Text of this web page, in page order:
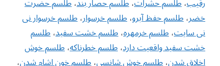
خضر،طلسم حفظ آبرو،طلسم خرسوار،طلسم خرسوار نی
نی سایت،طلسم خرمهره،طلسم خشت سفید،طلسم
خشت سفید واقعیت دارد،طلسم خطرناکه،طلسم خوش
اخلاق شدن،طلسم خوش شانسی،طلسم خون اشام شدن،